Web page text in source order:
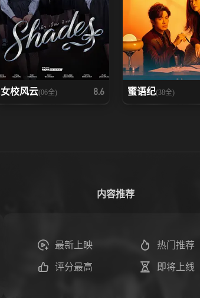
女校风云(06全) 8.6 蜜语纪(38全)
内容推荐
最新上映 热门推荐
评分最高 即将上线